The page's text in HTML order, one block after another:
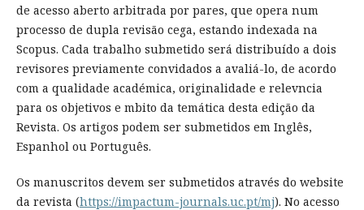
de acesso aberto arbitrada por pares, que opera num
processo de dupla revisão cega, estando indexada na
Scopus. Cada trabalho submetido será distribuído a dois
revisores previamente convidados a avaliá-lo, de acordo
com a qualidade académica, originalidade e relevncia
para os objetivos e mbito da temática desta edição da
Revista. Os artigos podem ser submetidos em Inglês,
Espanhol ou Português.
Os manuscritos devem ser submetidos através do website
da revista (https://impactum-journals.uc.pt/mj). No acesso